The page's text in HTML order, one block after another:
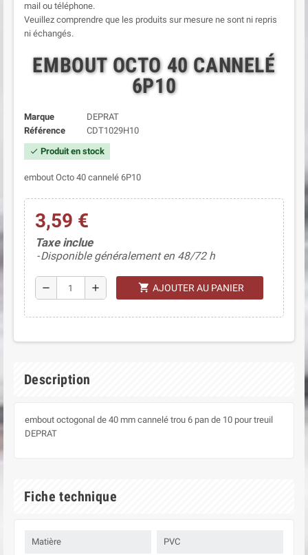
mail ou téléphone.
Veuillez comprendre que les produits sur mesure ne sont ni repris
ni échangés.
EMBOUT OCTO 40 CANNELÉ
6P10
Marque
DEPRAT
Référence
CDT1029H10
check Produit en stock
embout Octo 40 cannelé 6P10
3,59 €
Taxe inclue
Disponible généralement en 48/72 h
remove add shopping_cart AJOUTER AU PANIER
Description
embout octogonal de 40 mm cannelé trou 6 pan de 10 pour treuil
DEPRAT
Fiche technique
Matière PVC